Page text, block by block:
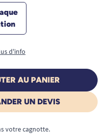
d'info
AU PANIER
UN DEVIS
votre cagnotte.